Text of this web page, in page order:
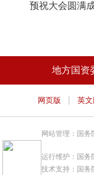
预祝大会圆满
地方国资
网页版 | 英文
网站管理：国务
运行维护：国务
技术支持：国务